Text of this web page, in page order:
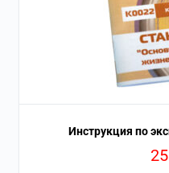
Инструкция по